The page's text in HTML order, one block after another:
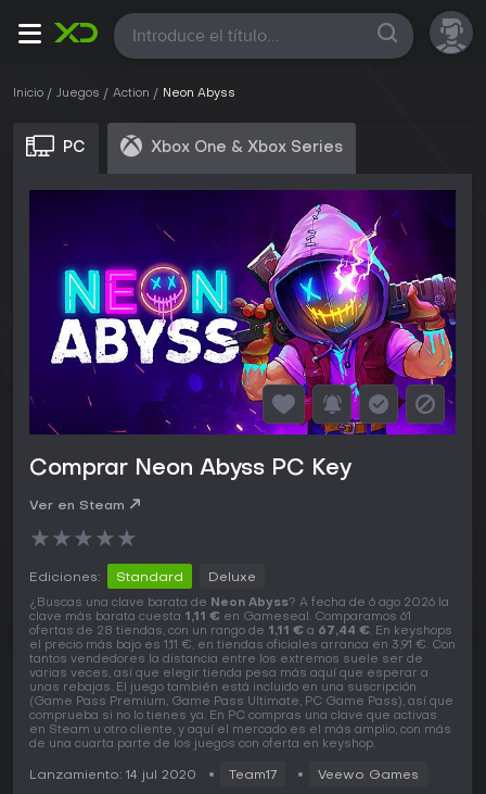
Todas
Inicio Juegos Action Neon Abyss
PC Xbox One & Xbox Series
Comprar Neon Abyss PC Key
Ver en Steam
★★★★★
Ediciones: Standard Deluxe
¿Buscas una clave barata de Neon Abyss? A fecha de 6 ago 2026 la
clave más barata cuesta 1,11 € en Gameseal. Comparamos 61
ofertas de 28 tiendas, con un rango de 1,11 € a 67,44 €. En keyshops
el precio más bajo es 1,11 €, en tiendas oficiales arranca en 3,91 €. Con
tantos vendedores la distancia entre los extremos suele ser de
varias veces, así que elegir tienda pesa más aquí que esperar a
unas rebajas. El juego también está incluido en una suscripción
(Game Pass Premium, Game Pass Ultimate, PC Game Pass), así que
comprueba si no lo tienes ya. En PC compras una clave que activas
en Steam u otro cliente, y aquí el mercado es el más amplio, con más
de una cuarta parte de los juegos con oferta en keyshop.
Lanzamiento: 14 jul 2020 Team17 Veewo Games